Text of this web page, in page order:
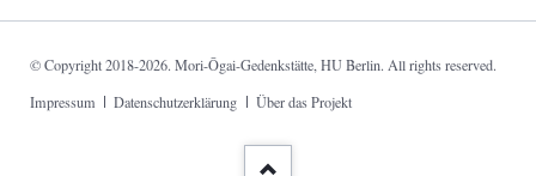
© Copyright 2018-2026. Mori-Ōgai-Gedenkstätte, HU Berlin. All rights reserved.
Skip
Impressum Datenschutzerklärung Über das Projekt